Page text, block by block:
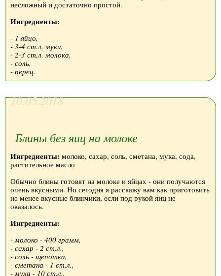
несложный и достаточно простой.
Ингредиенты:
- 1 яйцо,
- 3-4 ст.л. муки,
- 2-3 ст.л. молока,
- соль,
- перец.
10.05.2018
Блины без яиц на молоке
Ингредиенты: молоко, сахар, соль, сметана, мука, сода,
растительное масло
Обычно блины готовят на молоке и яйцах - они получаются
очень вкусными. Но сегодня я расскажу вам как приготовить
не менее вкусные блинчики, если под рукой яиц не
оказалось.
Ингредиенты:
- молоко - 400 грамм,
- сахар - 2 ст.л.,
- соль - щепотка,
- сметана - 1 ст.л.,
- мука - 10 ст.л.,